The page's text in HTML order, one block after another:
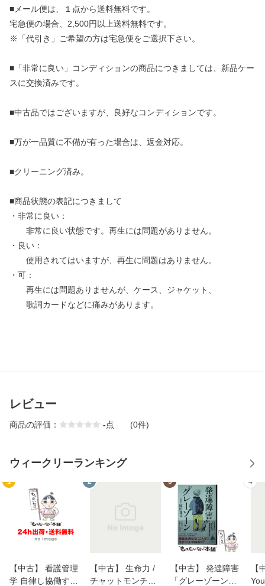
■メール便は、１点から送料無料です。
宅急便の場合、2,500円以上送料無料です。
※「代引き」ご希望の方は宅急便をご選択下さい。
■「非常に良い」コンディションの商品につきましては、新品ケー
スに交換済みです。
■中古品ではございますが、良好なコンディションです。
■万が一品質に不備が有った場合は、返金対応。
■クリーニング済み。
■商品状態の表記につきまして
・非常に良い：
非常に良い状態です。再生には問題がありません。
・良い：
使用されてはいますが、再生に問題はありません。
・可：
再生には問題ありませんが、ケース、ジャケット、
歌詞カードなどに痛みがあります。
レビュー
商品の評価： -点 (0件)
ウィークリーランキング
1
【中古】 看護管理
学 自律し協働する
2
【中古】 生命力 /
チャットモンチー /
3
【中古】 発達障害
「グレーゾーン」
4
【